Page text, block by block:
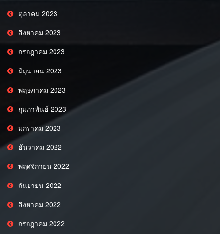
ตุลาคม 2023
สิงหาคม 2023
กรกฎาคม 2023
มิถุนายน 2023
พฤษภาคม 2023
กุมภาพันธ์ 2023
มกราคม 2023
ธันวาคม 2022
พฤศจิกายน 2022
กันยายน 2022
สิงหาคม 2022
กรกฎาคม 2022